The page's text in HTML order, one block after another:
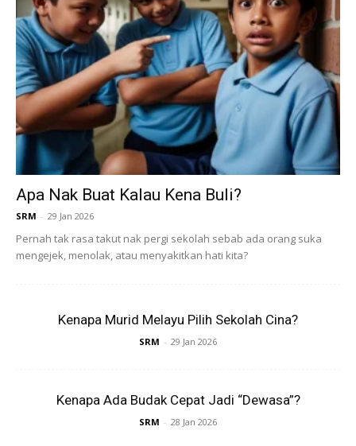
Ads
Apa Nak Buat Kalau Kena Buli?
SRM - 29 Jan 2026
Pernah tak rasa takut nak pergi sekolah sebab ada orang suka
mengejek, menolak, atau menyakitkan hati kita?
Kenapa Murid Melayu Pilih Sekolah Cina?
SRM - 29 Jan 2026
Kenapa Ada Budak Cepat Jadi “Dewasa”?
SRM - 28 Jan 2026